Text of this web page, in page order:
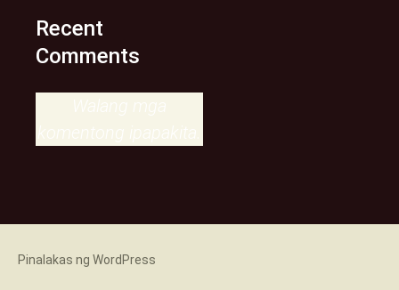
Recent
Comments
Walang mga
komentong ipapakita.
Pinalakas ng WordPress